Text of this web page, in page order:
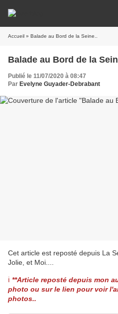
Accueil » Balade au Bord de la Seine..
Balade au Bord de la
Publié le 11/07/2020 à 08:47
Par Evelyne Guyader-Debrabant
Cet article est reposté depuis La
Jolie, et Moi...
ℹ️ **Article reposté depuis mon
photo ou sur le lien pour voir
photos..